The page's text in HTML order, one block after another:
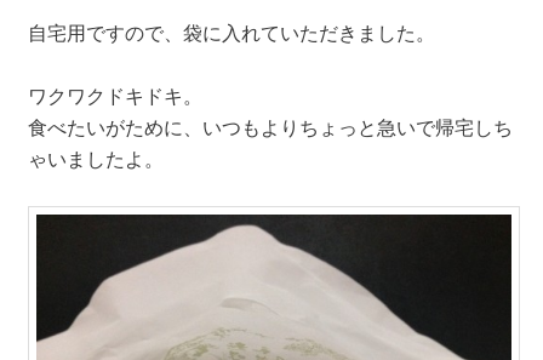
自宅用ですので、袋に入れていただきました。
ワクワクドキドキ。
食べたいがために、いつもよりちょっと急いで帰宅しち
ゃいましたよ。